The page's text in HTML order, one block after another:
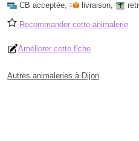
CB acceptée, livraison,
Recommander cette animalerie
Améliorer cette fiche
Autres animaleries à Dijon